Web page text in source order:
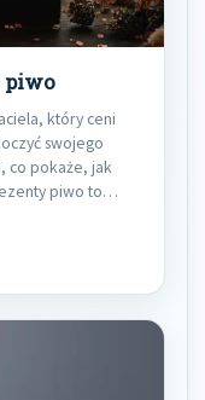
piwo
który ceni
swojego
co pokaże, jak
piwo to